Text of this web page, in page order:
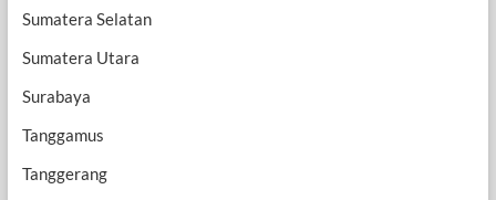
Sumatera Selatan
Sumatera Utara
Surabaya
Tanggamus
Tanggerang